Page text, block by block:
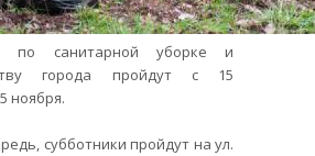
по санитарной уборке и
города пройдут с 15
ноября.
субботники пройдут на ул.